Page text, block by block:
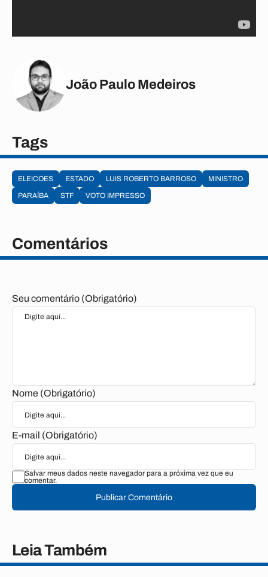
João Paulo Medeiros
Tags
ELEICOES ESTADO LUIS ROBERTO BARROSO
MINISTRO
PARAÍBA
STF VOTO IMPRESSO
Comentários
Seu comentário (Obrigatório)
Nome (Obrigatório)
E-mail (Obrigatório)
Salvar meus dados neste navegador para a próxima vez que eu
comentar.
Publicar Comentário
Leia Também